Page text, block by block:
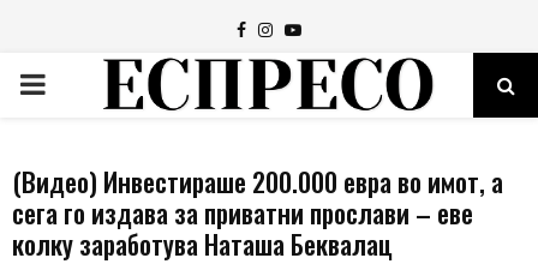
Facebook
Instagram
Youtube
PRIMARY
(Видео) Инвестираше 200.000 евра во имот, а
сега го издава за приватни прослави – еве
колку заработува Наташа Беквалац